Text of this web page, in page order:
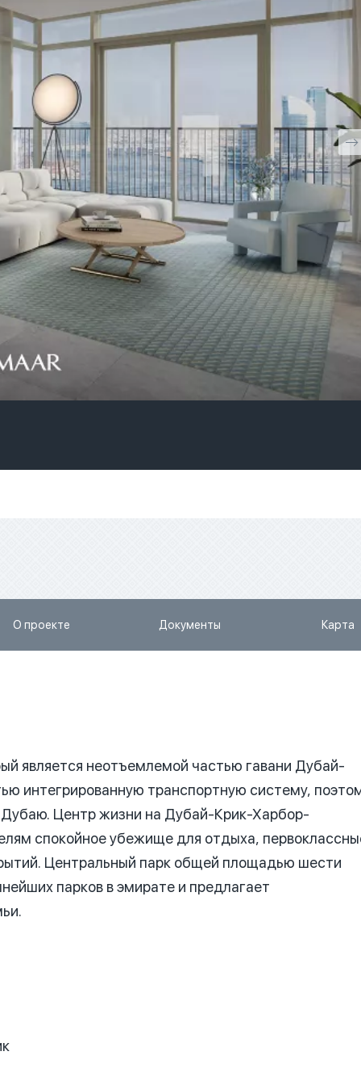
О проекте Документы Карта
является неотъемлемой частью гавани Дубай-
интегрированную транспортную систему,
Центр жизни на Дубай-Крик-Харбор-
спокойное убежище для отдыха,
Центральный парк общей площадью шести
парков в эмирате и предлагает